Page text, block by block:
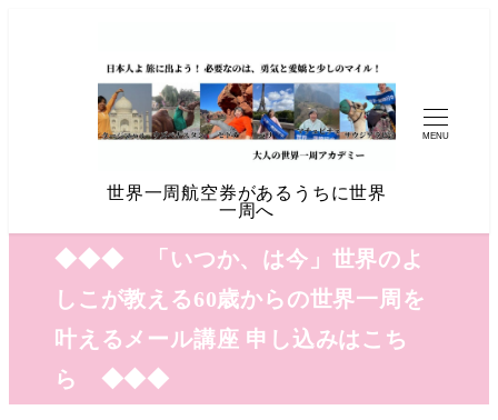
世界一周航空券があるうちに世界
一周へ
MENU
◆◆◆ 「いつか、は今」世界のよ
しこが教える60歳からの世界一周を
叶えるメール講座 申し込みはこち
ら ◆◆◆